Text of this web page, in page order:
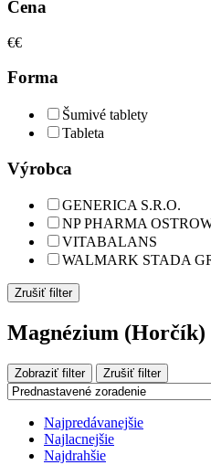
Cena
€€
Forma
Šumivé tablety
Tableta
Výrobca
GENERICA S.R.O.
NP PHARMA
VITABALANS
WALMARK STADA
Zrušiť filter
Magnézium (Horčík)
Zobraziť filter Zrušiť filter
Najpredávanejšie
Najlacnejšie
Najdrahšie